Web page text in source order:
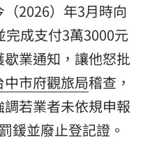
2026）年3月時向
成支付3萬3000元
歇業通知，讓他怒批
中市府觀旅局稽查，
若業者未依規申報
鍰並廢止登記證。